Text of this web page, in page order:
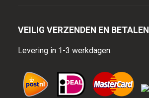
VEILIG VERZENDEN EN BETALEN
Levering in 1-3 werkdagen.